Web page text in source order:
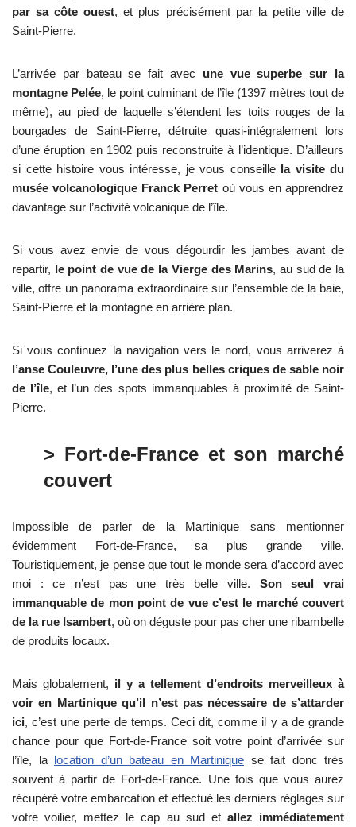
par sa côte ouest, et plus précisément par la petite ville de
Saint-Pierre.
L’arrivée par bateau se fait avec une vue superbe sur la
montagne Pelée, le point culminant de l’île (1397 mètres tout de
même), au pied de laquelle s’étendent les toits rouges de la
bourgades de Saint-Pierre, détruite quasi-intégralement lors
d’une éruption en 1902 puis reconstruite à l’identique. D’ailleurs
si cette histoire vous intéresse, je vous conseille la visite du
musée volcanologique Franck Perret où vous en apprendrez
davantage sur l’activité volcanique de l’île.
Si vous avez envie de vous dégourdir les jambes avant de
repartir, le point de vue de la Vierge des Marins, au sud de la
ville, offre un panorama extraordinaire sur l’ensemble de la baie,
Saint-Pierre et la montagne en arrière plan.
Si vous continuez la navigation vers le nord, vous arriverez à
l’anse Couleuvre, l’une des plus belles criques de sable noir
de l’île, et l’un des spots immanquables à proximité de Saint-
Pierre.
> Fort-de-France et son marché
couvert
Impossible de parler de la Martinique sans mentionner
évidemment Fort-de-France, sa plus grande ville.
Touristiquement, je pense que tout le monde sera d’accord avec
moi : ce n’est pas une très belle ville. Son seul vrai
immanquable de mon point de vue c’est le marché couvert
de la rue Isambert, où on déguste pour pas cher une ribambelle
de produits locaux.
Mais globalement, il y a tellement d’endroits merveilleux à
voir en Martinique qu’il n’est pas nécessaire de s’attarder
ici, c’est une perte de temps. Ceci dit, comme il y a de grande
chance pour que Fort-de-France soit votre point d’arrivée sur
l’île, la location d’un bateau en Martinique se fait donc très
souvent à partir de Fort-de-France. Une fois que vous aurez
récupéré votre embarcation et effectué les derniers réglages sur
votre voilier, mettez le cap au sud et allez immédiatement